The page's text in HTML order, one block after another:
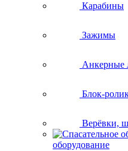
Карабины
Зажимы
Анкерные
Блок-
Верёвки,
оборудование